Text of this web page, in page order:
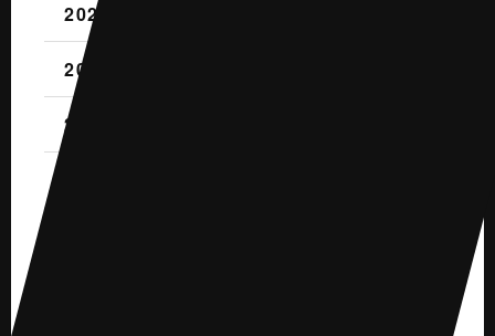
2021.2 (2)
2021.1 (4)
2020.12 (5)